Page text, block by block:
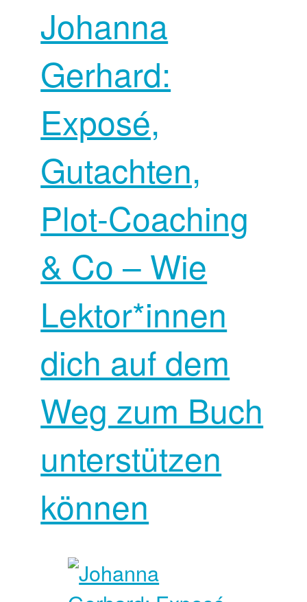
Johanna
Gerhard:
Exposé,
Gutachten,
Plot-Coaching
& Co – Wie
Lektor*innen
dich auf dem
Weg zum Buch
unterstützen
können